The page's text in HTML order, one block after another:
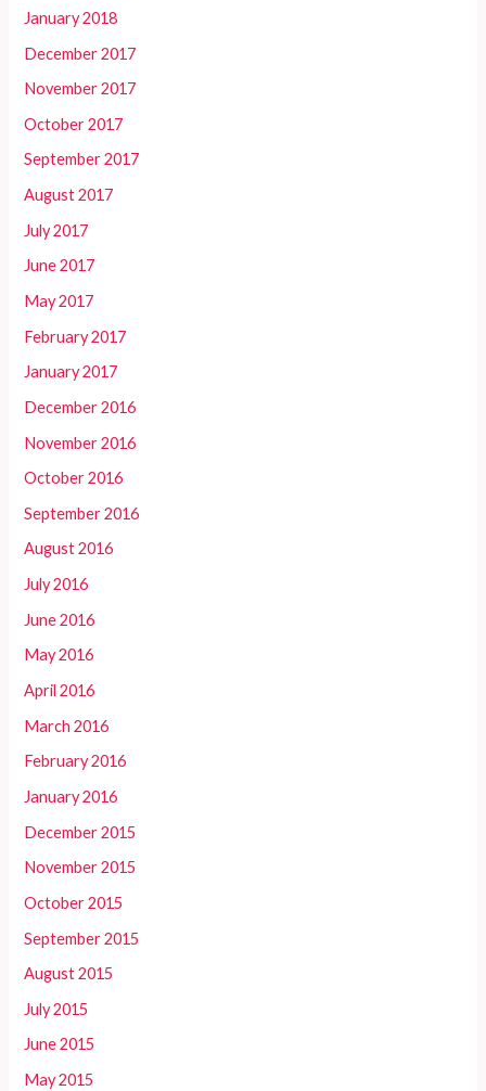
January 2018
December 2017
November 2017
October 2017
September 2017
August 2017
July 2017
June 2017
May 2017
February 2017
January 2017
December 2016
November 2016
October 2016
September 2016
August 2016
July 2016
June 2016
May 2016
April 2016
March 2016
February 2016
January 2016
December 2015
November 2015
October 2015
September 2015
August 2015
July 2015
June 2015
May 2015